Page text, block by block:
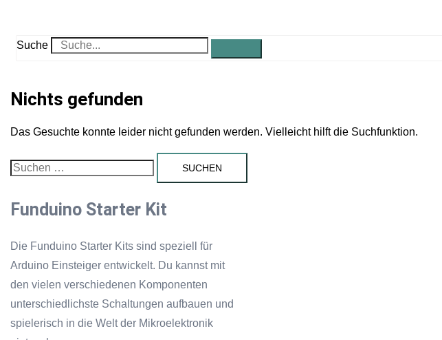
Suche
Nichts gefunden
Das Gesuchte konnte leider nicht gefunden werden. Vielleicht hilft die Suchfunktion.
Suchen
Funduino Starter Kit
Die Funduino Starter Kits sind speziell für
Arduino Einsteiger entwickelt. Du kannst mit
den vielen verschiedenen Komponenten
unterschiedlichste Schaltungen aufbauen und
spielerisch in die Welt der Mikroelektronik